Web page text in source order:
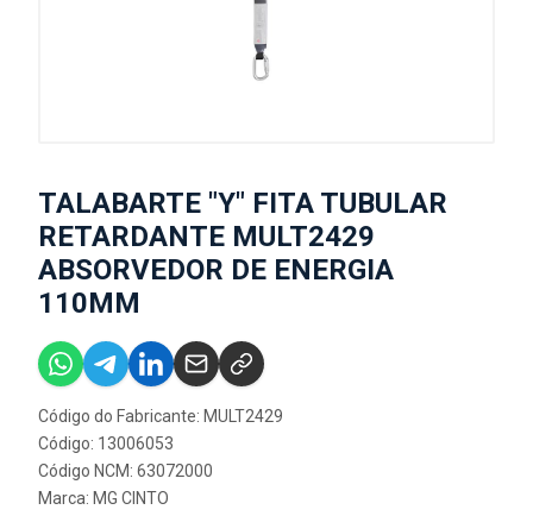
TALABARTE "Y" FITA TUBULAR
RETARDANTE MULT2429
ABSORVEDOR DE ENERGIA
110MM
Código do Fabricante: MULT2429
Código: 13006053
Código NCM: 63072000
Marca: MG CINTO